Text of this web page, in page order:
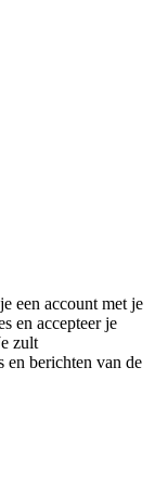
een account met je
en accepteer je
zult
en berichten van de